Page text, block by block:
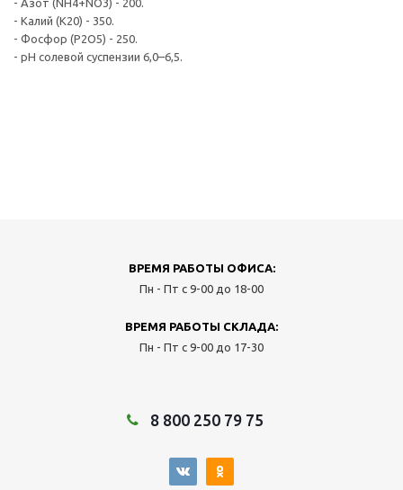
- Азот (NH4+NO3) - 200.
- Калий (К20) - 350.
- Фосфор (P2O5) - 250.
- pH солевой суспензии 6,0–6,5.
ВРЕМЯ РАБОТЫ ОФИСА:
Пн - Пт с 9-00 до 18-00
ВРЕМЯ РАБОТЫ СКЛАДА:
Пн - Пт с 9-00 до 17-30
8 800 250 79 75